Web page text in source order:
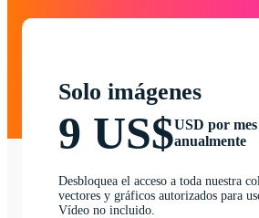
Solo imágenes
9 US$USD por
anualmente
Desbloquea el acceso a toda nuestra
vectores y gráficos autorizados para
Vídeo no incluido.